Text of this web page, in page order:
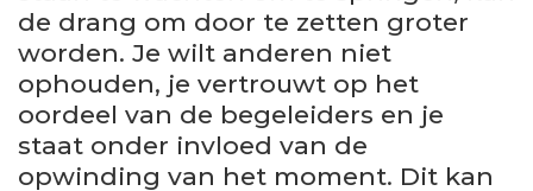
de drang om door te zetten groter
worden. Je wilt anderen niet
ophouden, je vertrouwt op het
oordeel van de begeleiders en je
staat onder invloed van de
opwinding van het moment. Dit kan